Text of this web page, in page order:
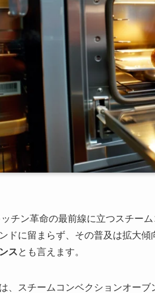
チン革命の最前線に立つスチー
ドに留まらず、その普及は拡大傾
スとも言えます。
、スチームコンベクションオー